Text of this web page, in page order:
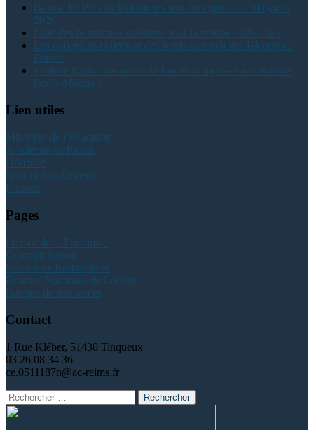
Bourse FCPE aux fournitures scolaires pour les collégiens
2026
Liste des fournitures scolaires pour la rentrée 2026-2027
Les collégiens collectent des fonds au profit des Bleuets de
France
Paulette Radio une nouvelle fois récompensée au concours
Ecole-Médias !
Lien utiles
Ministère de l’éducation
Académie de Reims
ONISEP
Non au harcèlement
Pronote
Pages
Le mot de la Principale
Communication
Service de Restauration
Bourses Nationale de Collège
Banque de ressources
Contact
1 Rue Kléber, 51430 Tinqueux
03 26 08 34 36
ce.0511187n@ac-reims.fr
Rechercher
: